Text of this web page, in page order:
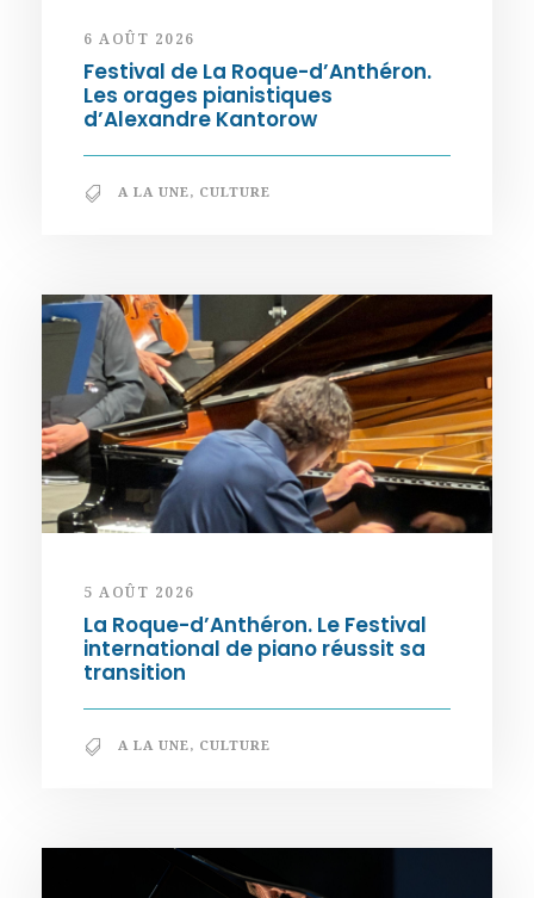
6 AOÛT 2026
Festival de La Roque-d’Anthéron.
Les orages pianistiques
d’Alexandre Kantorow
A LA UNE, CULTURE
5 AOÛT 2026
La Roque-d’Anthéron. Le Festival
international de piano réussit sa
transition
A LA UNE, CULTURE